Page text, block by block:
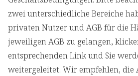
zwei unterschiedliche Bereiche
privaten Nutzer und AGB für die
jeweiligen AGB zu gelangen,
entsprechenden Link und Sie
weitergeleitet. Wir empfehlen, die